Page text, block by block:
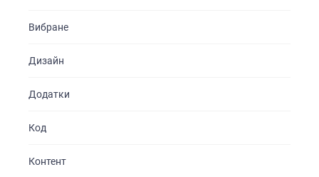
Вибране
Дизайн
Додатки
Код
Контент